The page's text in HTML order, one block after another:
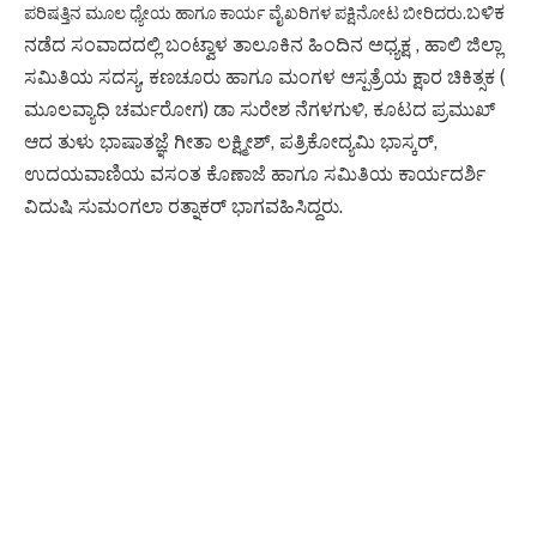
ಪರಿಷತ್ತಿನ ಮೂಲ ಧ್ಯೇಯ ಹಾಗೂ ಕಾರ್ಯ ವೈಖರಿಗಳ ಪಕ್ಷಿನೋಟ ಬೀರಿದರು.ಬಳಿಕ‌
ನಡೆದ ಸಂವಾದದಲ್ಲಿ ಬಂಟ್ವಾಳ ತಾಲೂಕಿನ ಹಿಂದಿನ ಅಧ್ಯಕ್ಷ , ಹಾಲಿ ಜಿಲ್ಲಾ
ಸಮಿತಿಯ ಸದಸ್ಯ, ಕಣಚೂರು ಹಾಗೂ ಮಂಗಳ ಆಸ್ಪತ್ರೆಯ ಕ್ಷಾರ ಚಿಕಿತ್ಸಕ (
ಮೂಲವ್ಯಾಧಿ ಚರ್ಮರೋಗ) ಡಾ ಸುರೇಶ ನೆಗಳಗುಳಿ, ಕೂಟದ ಪ್ರಮುಖ್
ಆದ ತುಳು ಭಾಷಾತಜ್ಞೆ ಗೀತಾ ಲಕ್ಷ್ಮೀಶ್, ಪತ್ರಿಕೋದ್ಯಮಿ ಭಾಸ್ಕರ್,
ಉದಯವಾಣಿಯ ವಸಂತ ಕೊಣಾಜೆ ಹಾಗೂ ಸಮಿತಿಯ ಕಾರ್ಯದರ್ಶಿ
ವಿದುಷಿ ಸುಮಂಗಲಾ ರತ್ನಾಕರ್ ಭಾಗವಹಿಸಿದ್ದರು.